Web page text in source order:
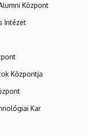
Központ
Intézet
Központja
Kar